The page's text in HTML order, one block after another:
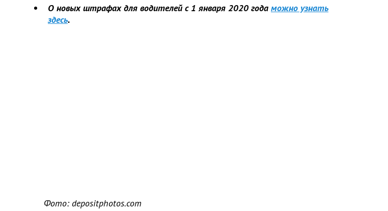
О новых штрафах для водителей с 1 января 2020 года можно узнать
здесь.
Фото: depositphotos.com